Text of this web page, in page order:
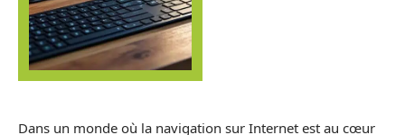
Dans un monde où la navigation sur Internet est au cœur